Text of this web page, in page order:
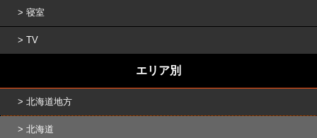
寝室
TV
エリア別
北海道地方
北海道